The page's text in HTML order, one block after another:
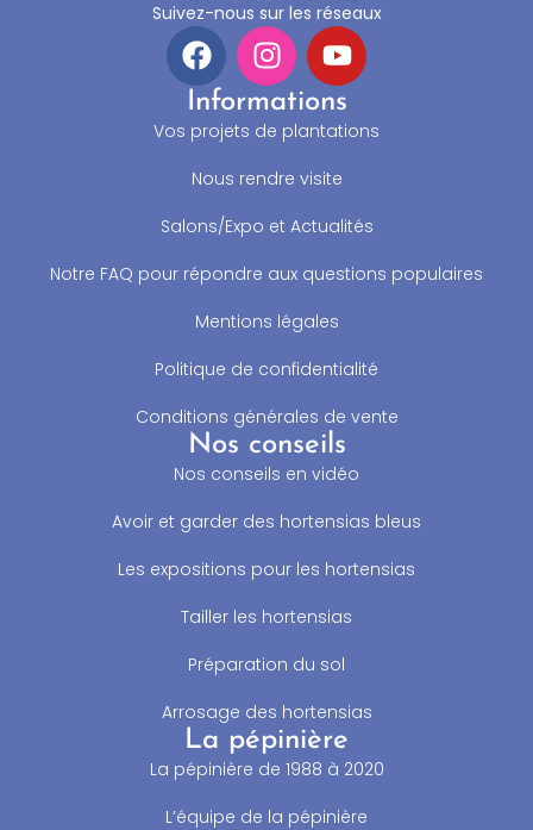
Suivez-nous sur les réseaux
Informations
Vos projets de plantations
Nous rendre visite
Salons/Expo et Actualités
Notre FAQ pour répondre aux questions populaires
Mentions légales
Politique de confidentialité
Conditions générales de vente
Nos conseils
Nos conseils en vidéo
Avoir et garder des hortensias bleus
Les expositions pour les hortensias
Tailler les hortensias
Préparation du sol
Arrosage des hortensias
La pépinière
La pépinière de 1988 à 2020
L’équipe de la pépinière